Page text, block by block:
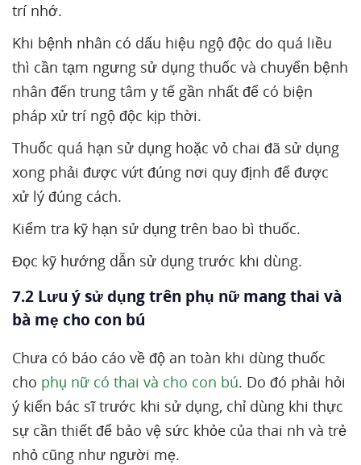
trí nhớ.
Khi bệnh nhân có dấu hiệu ngộ độc do quá liều
thì cần tạm ngưng sử dụng thuốc và chuyển bệnh
nhân đến trung tâm y tế gần nhất để có biện
pháp xử trí ngộ độc kịp thời.
Thuốc quá hạn sử dụng hoặc vỏ chai đã sử dụng
xong phải được vứt đúng nơi quy định để được
xử lý đúng cách.
Kiểm tra kỹ hạn sử dụng trên bao bì thuốc.
Đọc kỹ hướng dẫn sử dụng trước khi dùng.
7.2 Lưu ý sử dụng trên phụ nữ mang thai và
bà mẹ cho con bú
Chưa có báo cáo về độ an toàn khi dùng thuốc
cho phụ nữ có thai và cho con bú. Do đó phải hỏi
ý kiến bác sĩ trước khi sử dụng, chỉ dùng khi thực
sự cần thiết để bảo vệ sức khỏe của thai nh và trẻ
nhỏ cũng như người mẹ.